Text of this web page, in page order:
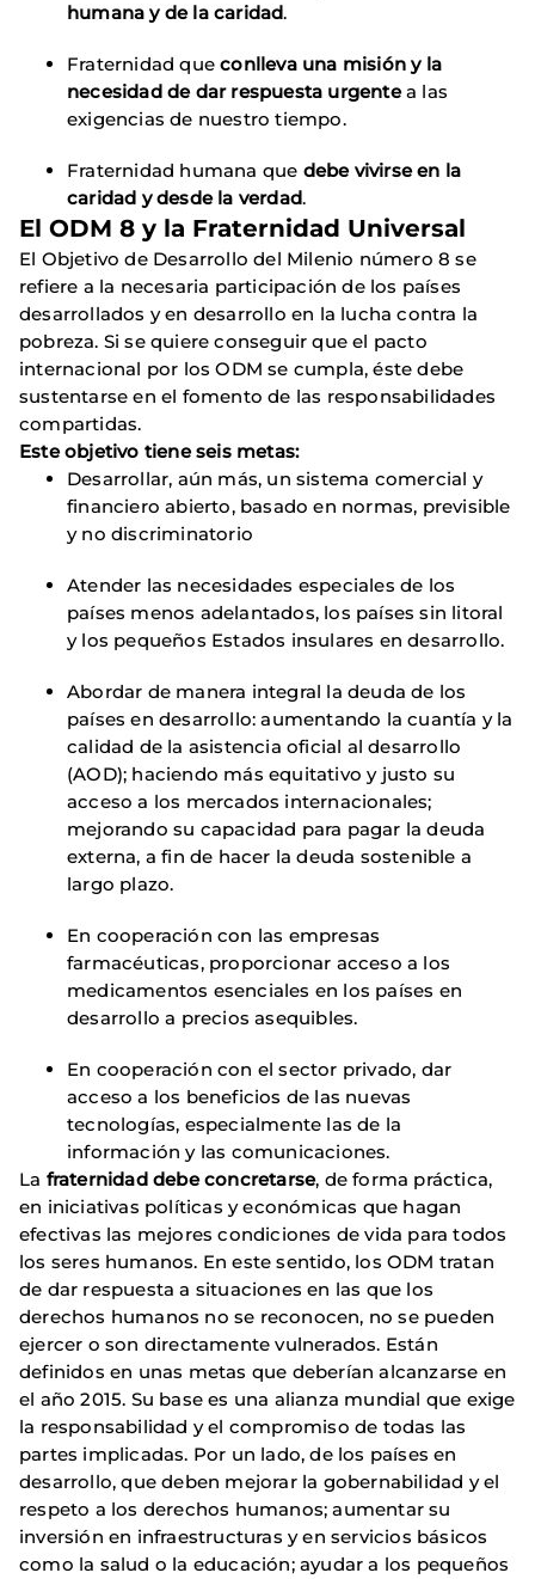
humana y de la caridad.
Fraternidad queconlleva una misión y la
necesidad de dar respuesta urgentea las
exigencias de nuestro tiempo.
Fraternidad humana que debe vivirse en la
caridad y desde la verdad.
El ODM 8 y la Fraternidad Universal
El Objetivo de Desarrollo del Milenio número 8 se
refiere a la necesaria participación de los países
desarrollados y en desarrollo en la lucha contra la
pobreza. Si se quiere conseguir que el pacto
internacional por los ODM se cumpla, éste debe
sustentarse en el fomento de las responsabilidades
compartidas.
Este objetivo tiene seis metas:
Desarrollar, aún más, un sistema comercial y
financiero abierto, basado en normas, previsible
y no discriminatorio
Atender las necesidades especiales de los
países menos adelantados, los países sin litoral
y los pequeños Estados insulares en desarrollo.
Abordar de manera integral la deuda de los
países en desarrollo: aumentando la cuantía y la
calidad de la asistencia oficial al desarrollo
(AOD); haciendo más equitativo y justo su
acceso a los mercados internacionales;
mejorando su capacidad para pagar la deuda
externa, a fin de hacer la deuda sostenible a
largo plazo.
En cooperación con las empresas
farmacéuticas, proporcionar acceso a los
medicamentos esenciales en los países en
desarrollo a precios asequibles.
En cooperación con el sector privado, dar
acceso a los beneficios de las nuevas
tecnologías, especialmente las de la
información y las comunicaciones.
La fraternidad debe concretarse, de forma práctica,
en iniciativas políticas y económicas que hagan
efectivas las mejores condiciones de vida para todos
los seres humanos. En este sentido, los ODM tratan
de dar respuesta a situaciones en las que los
derechos humanos no se reconocen, no se pueden
ejercer o son directamente vulnerados. Están
definidos en unas metas que deberían alcanzarse en
el año 2015. Su base es una alianza mundial que exige
la responsabilidad y el compromiso de todas las
partes implicadas. Por un lado, de los países en
desarrollo, que deben mejorar la gobernabilidad y el
respeto a los derechos humanos; aumentar su
inversión en infraestructuras y en servicios básicos
como la salud o la educación; ayudar a los pequeños